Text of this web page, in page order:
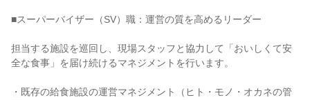
■スーパーバイザー（SV）職：運営の質を高めるリーダー
担当する施設を巡回し、現場スタッフと協力して「おいしくて安
全な食事」を届け続けるマネジメントを行います。
・既存の給食施設の運営マネジメント（ヒト・モノ・オカネの管